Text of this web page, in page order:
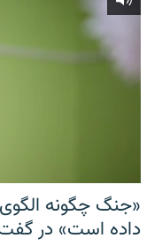
«جنگ چگونه الگوی
داده است» در